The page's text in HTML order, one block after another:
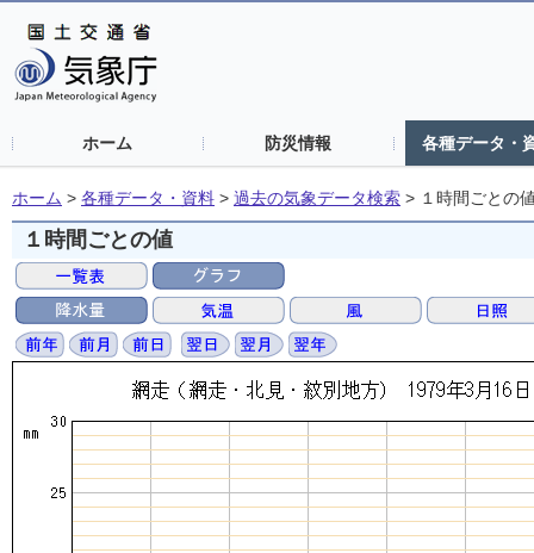
ホーム 防災情報 各種データ・
ホーム > 各種データ・資料 > 過去の気象データ検索 > １時間ごとの
１時間ごとの値